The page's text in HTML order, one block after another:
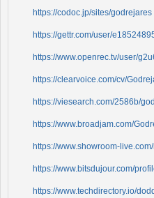
https://codoc.jp/sites/godrejares
https://gettr.com/user/
https://www.openrec.tv/user/
https://clearvoice.com/cv/
https://viesearch.com/2586b/
https://www.broadjam.com/
https://www.showroom-
https://www.bitsdujour.com/
https://www.techdirectory.io/